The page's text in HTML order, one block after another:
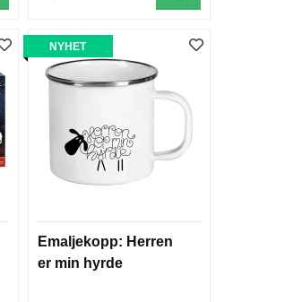
NYHET
Emaljekopp: Herren
er min hyrde